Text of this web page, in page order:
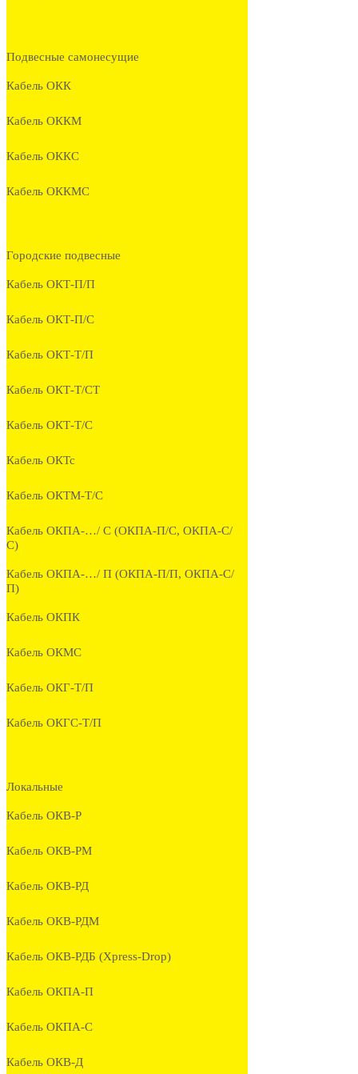
Подвесные самонесущие
Кабель ОКК
Кабель ОККМ
Кабель ОККС
Кабель ОККМС
Городские подвесные
Кабель ОКТ-П/П
Кабель ОКТ-П/С
Кабель ОКТ-Т/П
Кабель ОКТ-Т/СТ
Кабель ОКТ-Т/С
Кабель ОКТс
Кабель ОКТМ-Т/С
Кабель ОКПА-…/ С (ОКПА-П/С, ОКПА-С/
С)
Кабель ОКПА-…/ П (ОКПА-П/П, ОКПА-С/
П)
Кабель ОКПК
Кабель ОКМС
Кабель ОКГ-Т/П
Кабель ОКГС-Т/П
Локальные
Кабель ОКВ-Р
Кабель ОКВ-РМ
Кабель ОКВ-РД
Кабель ОКВ-РДМ
Кабель ОКВ-РДБ (Xpress-Drop)
Кабель ОКПА-П
Кабель ОКПА-С
Кабель ОКВ-Д